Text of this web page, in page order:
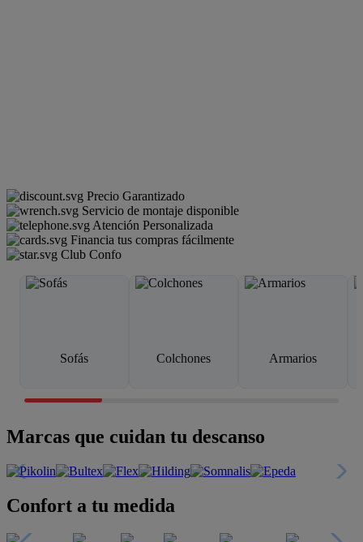
Precio Garantizado
Servicio de montaje disponible
Atención Personalizada
Financia tus compras fácilmente
Club Confo
Sofás Colchones Armarios
Marcas que cuidan tu descanso
Confort a tu medida